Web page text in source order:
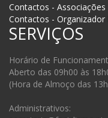
Contactos - Associações
Contactos - Organizador
SERVIÇOS
Horário de
Aberto das 09h00 às
(Hora de Almoço das
Administrativos: